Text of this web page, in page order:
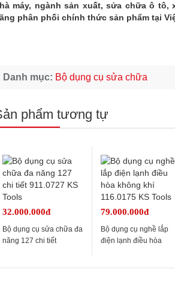
máy, ngành sản xuất, sửa chữa ô tô,
phân phối chính thức sản phẩm tại
Danh mục: Bộ dụng cụ sửa chữa
phẩm tương tự
32.000.000đ
Bộ dụng cụ sửa chữa đa
năng 127 chi tiết
79.000.000đ
Bộ dụng cụ nghề lắp
điện lạnh điều hòa